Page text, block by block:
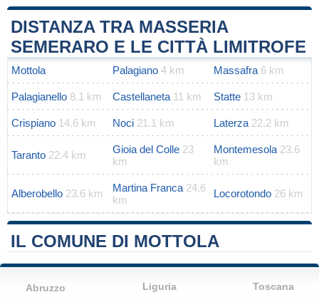
+
−
DISTANZA TRA MASSERIA
SEMERARO E LE CITTÀ LIMITROFE
Mottola Palagiano 4 km Massafra 6 km
Palagianello 8.1 km Castellaneta 11 km Statte 13 km
Crispiano 14.6 km Noci 21.1 km Laterza 22.2 km
Taranto 22.4 km Gioia del Colle 23
km
Montemesola 23.6
km
Alberobello 23.6 km Martina Franca 24.6
km
Locorotondo 26 km
IL COMUNE DI MOTTOLA
Abruzzo
Liguria
Toscana